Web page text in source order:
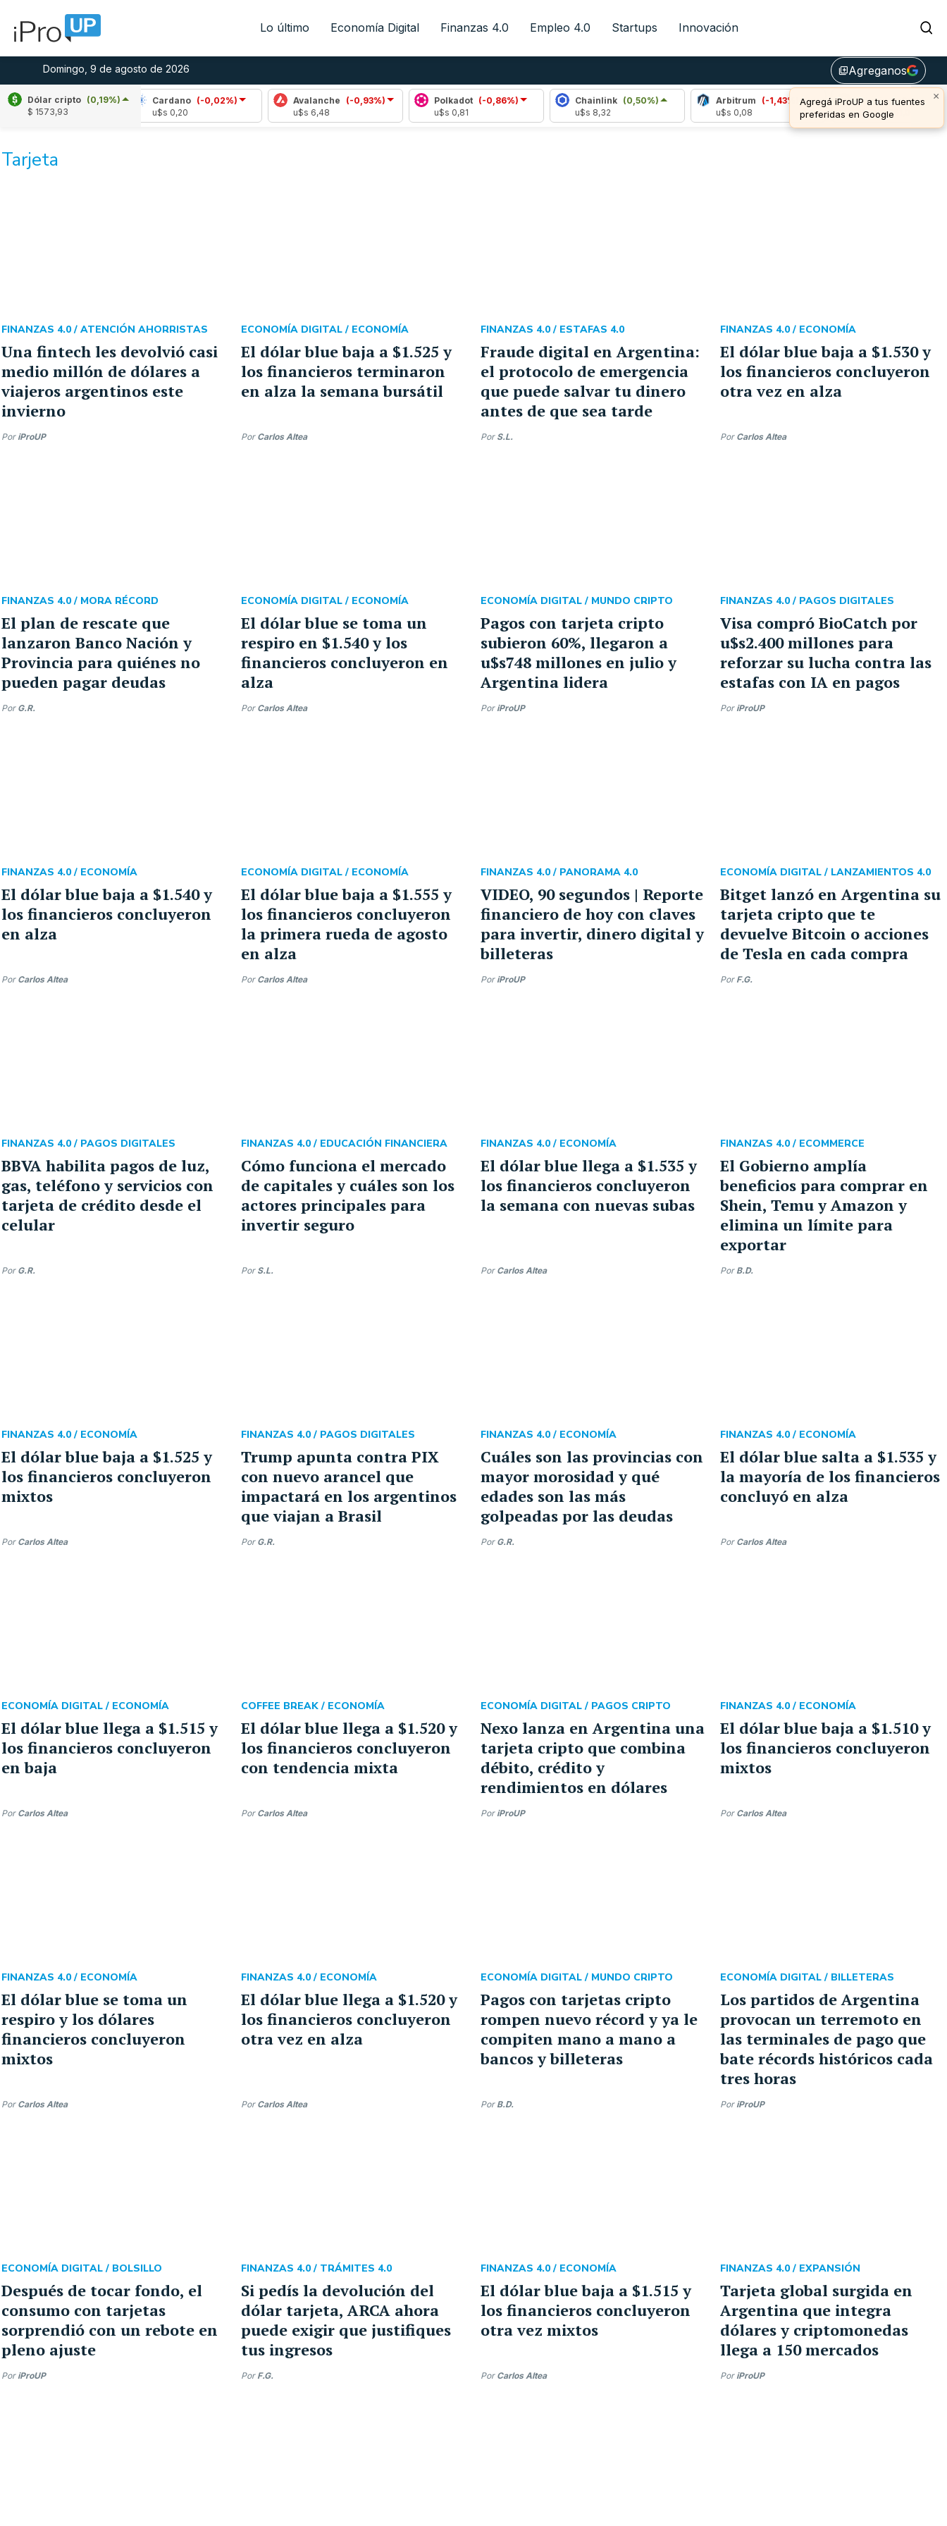
Lo último Economía Digital Finanzas 4.0 Empleo 4.0 Startups Innovación
Domingo, 9 de agosto de 2026 library_addAgreganos
×
Agregá iProUP a tus fuentes
preferidas en Google
Dólar cripto (0,19%)
$ 1573,93
(0,01%)
Cardano (-0,02%)
Avalanche (-0,93%)
Polkadot (-0,86%)
Chainlink
(0,50%)
Arbitrum (-1,43%)
Bitcoin (-0,10%)
u$s 64.861,00
Tarjeta
Una fintech les devolvió casi
medio millón de dólares a
viajeros argentinos este
invierno
FINANZAS 4.0 / ATENCIÓN AHORRISTAS
Por iProUP
El dólar blue baja a $1.525 y
los financieros terminaron
en alza la semana bursátil
ECONOMÍA DIGITAL / ECONOMÍA
Por Carlos Altea
Fraude digital en Argentina:
el protocolo de emergencia
que puede salvar tu dinero
antes de que sea tarde
FINANZAS 4.0 / ESTAFAS 4.0
Por S.L.
El dólar blue baja a $1.530 y
los financieros concluyeron
otra vez en alza
FINANZAS 4.0 / ECONOMÍA
Por Carlos Altea
El plan de rescate que
lanzaron Banco Nación y
Provincia para quiénes no
pueden pagar deudas
FINANZAS 4.0 / MORA RÉCORD
Por G.R.
El dólar blue se toma un
respiro en $1.540 y los
financieros concluyeron en
alza
ECONOMÍA DIGITAL / ECONOMÍA
Por Carlos Altea
Pagos con tarjeta cripto
subieron 60%, llegaron a
u$s748 millones en julio y
Argentina lidera
ECONOMÍA DIGITAL / MUNDO CRIPTO
Por iProUP
Visa compró BioCatch por
u$s2.400 millones para
reforzar su lucha contra las
estafas con IA en pagos
FINANZAS 4.0 / PAGOS DIGITALES
Por iProUP
El dólar blue baja a $1.540 y
los financieros concluyeron
en alza
FINANZAS 4.0 / ECONOMÍA
Por Carlos Altea
El dólar blue baja a $1.555 y
los financieros concluyeron
la primera rueda de agosto
en alza
ECONOMÍA DIGITAL / ECONOMÍA
Por Carlos Altea
VIDEO, 90 segundos | Reporte
financiero de hoy con claves
para invertir, dinero digital y
billeteras
FINANZAS 4.0 / PANORAMA 4.0
Por iProUP
Bitget lanzó en Argentina su
tarjeta cripto que te
devuelve Bitcoin o acciones
de Tesla en cada compra
ECONOMÍA DIGITAL / LANZAMIENTOS 4.0
Por F.G.
BBVA habilita pagos de luz,
gas, teléfono y servicios con
tarjeta de crédito desde el
celular
FINANZAS 4.0 / PAGOS DIGITALES
Por G.R.
Cómo funciona el mercado
de capitales y cuáles son los
actores principales para
invertir seguro
FINANZAS 4.0 / EDUCACIÓN FINANCIERA
Por S.L.
El dólar blue llega a $1.535 y
los financieros concluyeron
la semana con nuevas subas
FINANZAS 4.0 / ECONOMÍA
Por Carlos Altea
El Gobierno amplía
beneficios para comprar en
Shein, Temu y Amazon y
elimina un límite para
exportar
FINANZAS 4.0 / ECOMMERCE
Por B.D.
El dólar blue baja a $1.525 y
los financieros concluyeron
mixtos
FINANZAS 4.0 / ECONOMÍA
Por Carlos Altea
Trump apunta contra PIX
con nuevo arancel que
impactará en los argentinos
que viajan a Brasil
FINANZAS 4.0 / PAGOS DIGITALES
Por G.R.
Cuáles son las provincias con
mayor morosidad y qué
edades son las más
golpeadas por las deudas
FINANZAS 4.0 / ECONOMÍA
Por G.R.
El dólar blue salta a $1.535 y
la mayoría de los financieros
concluyó en alza
FINANZAS 4.0 / ECONOMÍA
Por Carlos Altea
El dólar blue llega a $1.515 y
los financieros concluyeron
en baja
ECONOMÍA DIGITAL / ECONOMÍA
Por Carlos Altea
El dólar blue llega a $1.520 y
los financieros concluyeron
con tendencia mixta
COFFEE BREAK / ECONOMÍA
Por Carlos Altea
Nexo lanza en Argentina una
tarjeta cripto que combina
débito, crédito y
rendimientos en dólares
ECONOMÍA DIGITAL / PAGOS CRIPTO
Por iProUP
El dólar blue baja a $1.510 y
los financieros concluyeron
mixtos
FINANZAS 4.0 / ECONOMÍA
Por Carlos Altea
El dólar blue se toma un
respiro y los dólares
financieros concluyeron
mixtos
FINANZAS 4.0 / ECONOMÍA
Por Carlos Altea
El dólar blue llega a $1.520 y
los financieros concluyeron
otra vez en alza
FINANZAS 4.0 / ECONOMÍA
Por Carlos Altea
Pagos con tarjetas cripto
rompen nuevo récord y ya le
compiten mano a mano a
bancos y billeteras
ECONOMÍA DIGITAL / MUNDO CRIPTO
Por B.D.
Los partidos de Argentina
provocan un terremoto en
las terminales de pago que
bate récords históricos cada
tres horas
ECONOMÍA DIGITAL / BILLETERAS
Por iProUP
Después de tocar fondo, el
consumo con tarjetas
sorprendió con un rebote en
pleno ajuste
ECONOMÍA DIGITAL / BOLSILLO
Por iProUP
Si pedís la devolución del
dólar tarjeta, ARCA ahora
puede exigir que justifiques
tus ingresos
FINANZAS 4.0 / TRÁMITES 4.0
Por F.G.
El dólar blue baja a $1.515 y
los financieros concluyeron
otra vez mixtos
FINANZAS 4.0 / ECONOMÍA
Por Carlos Altea
Tarjeta global surgida en
Argentina que integra
dólares y criptomonedas
llega a 150 mercados
FINANZAS 4.0 / EXPANSIÓN
Por iProUP